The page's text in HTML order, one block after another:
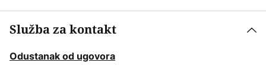
Služba za kontakt
Odustanak od ugovora